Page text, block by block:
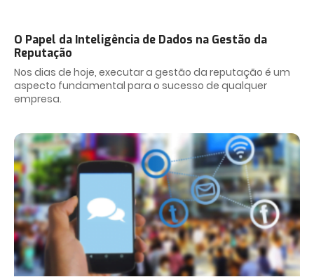
O Papel da Inteligência de Dados na Gestão da
Reputação
Nos dias de hoje, executar a gestão da reputação é um
aspecto fundamental para o sucesso de qualquer
empresa.